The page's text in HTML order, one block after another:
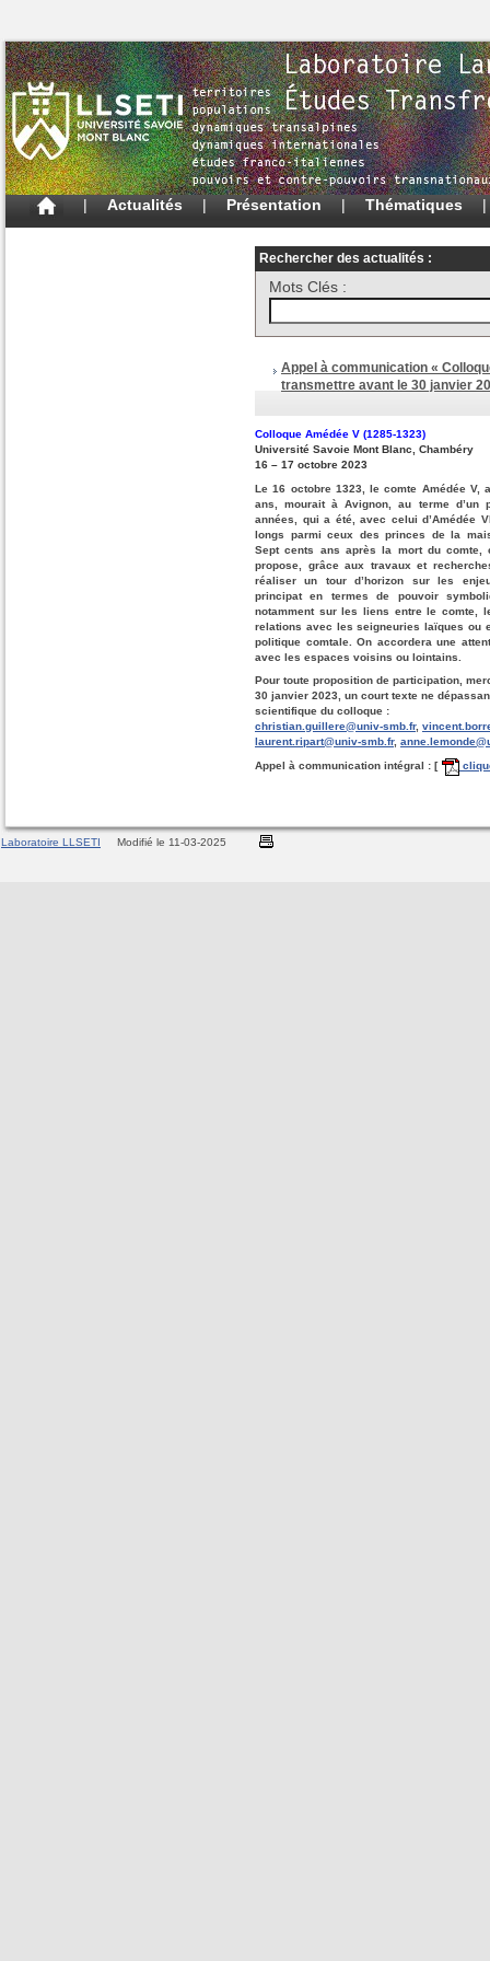
| Actualités | Présentation | Thématiques
Rechercher des actualités :
Mots Clés :
Appel à communication «
transmettre avant le 30 janvier
Colloque Amédée V (1285-1323)
Université Savoie Mont Blanc, Chambéry
16 – 17 octobre 2023
Le 16 octobre 1323, le comte Amédée V,
ans, mourait à Avignon, au terme d’un
années, qui a été, avec celui d’Amédée
longs parmi ceux des princes de la
Sept cents ans après la mort du comte,
propose, grâce aux travaux et
réaliser un tour d’horizon sur les
principat en termes de pouvoir
notamment sur les liens entre le comte,
relations avec les seigneuries laïques ou
politique comtale. On accordera une
avec les espaces voisins ou lointains.
Pour toute proposition de participation,
30 janvier 2023, un court texte ne
scientifique du colloque :
christian.guillere@univ-smb.fr,
laurent.ripart@univ-smb.fr,
Appel à communication intégral : [
Laboratoire LLSETI Modifié le 11-03-2025